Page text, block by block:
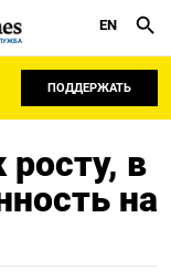
EN
ПОДДЕРЖАТЬ
росту, в
на